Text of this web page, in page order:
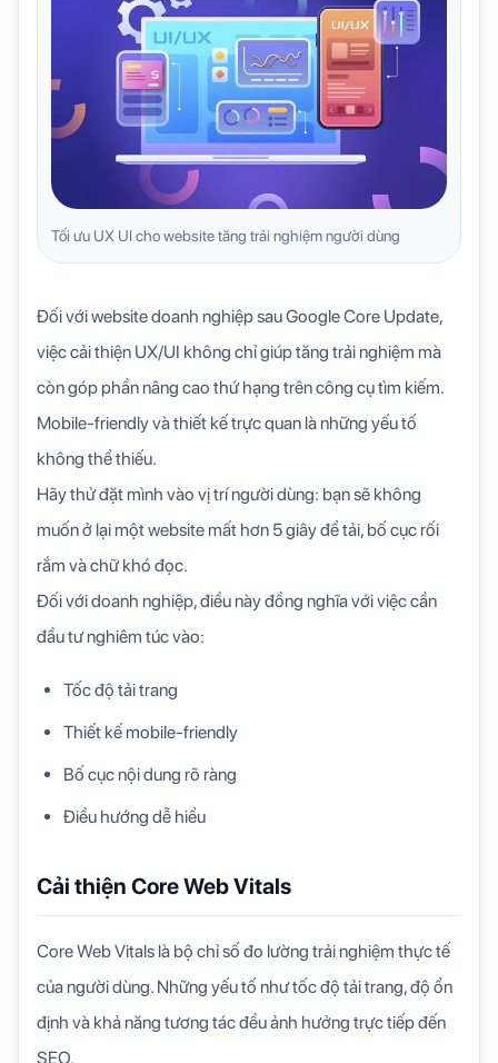
Tối ưu UX UI cho website tăng trải nghiệm người dùng
Đối vớiwebsite doanh nghiệp sau Google Core Update,
việc cải thiện UX/UI không chỉ giúp tăng trải nghiệm mà
còn góp phần nâng cao thứ hạng trên công cụ tìm kiếm.
Mobile-friendly và thiết kế trực quan là những yếu tố
không thể thiếu.
Hãy thử đặt mình vào vị trí người dùng: bạn sẽ không
muốn ở lại một website mất hơn 5 giây để tải, bố cục rối
rắm và chữ khó đọc.
Đối với doanh nghiệp, điều này đồng nghĩa với việc cần
đầu tư nghiêm túc vào:
Tốc độ tải trang
Thiết kế mobile-friendly
Bố cục nội dung rõ ràng
Điều hướng dễ hiểu
Cải thiện Core Web Vitals
Core Web Vitals là bộ chỉ số đo lường trải nghiệm thực tế
của người dùng. Những yếu tố như tốc độ tải trang, độ ổn
định và khả năng tương tác đều ảnh hưởng trực tiếp đến
SEO.